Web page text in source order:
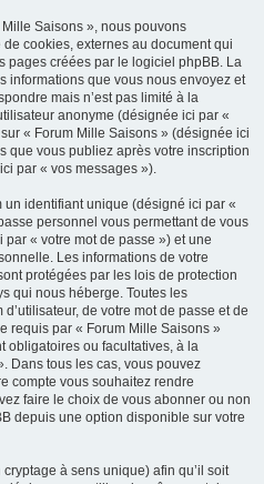
Saisons », nous pouvons
cookies, externes au document qui
pages créées par le logiciel phpBB. La
informations que vous nous envoyez et
mais n’est pas limité à la
anonyme (désignée ici par «
« Forum Mille Saisons » (désignée ici
que vous publiez après votre inscription
par « vos messages »).
identifiant unique (désigné ici par «
personnel vous permettant de vous
« votre mot de passe ») et une
Les informations de votre
protégées par les lois de protection
qui nous héberge. Toutes les
de votre mot de passe et de
requis par « Forum Mille Saisons »
obligatoires ou facultatives, à la
Dans tous les cas, vous pouvez
compte vous souhaitez rendre
faire le choix de vous abonner ou non
depuis une option disponible sur votre
à sens unique) afin qu’il soit